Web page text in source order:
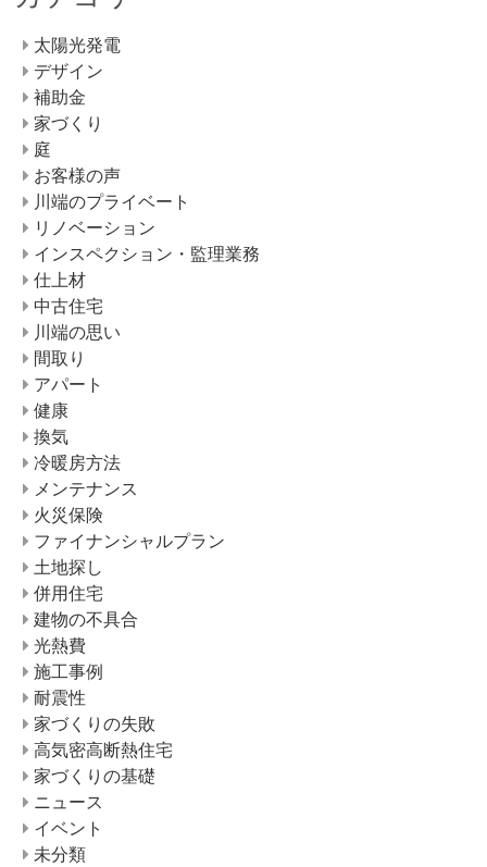
太陽光発電
デザイン
補助金
家づくり
庭
お客様の声
川端のプライベート
リノベーション
インスペクション・監理業務
仕上材
中古住宅
川端の思い
間取り
アパート
健康
換気
冷暖房方法
メンテナンス
火災保険
ファイナンシャルプラン
土地探し
併用住宅
建物の不具合
光熱費
施工事例
耐震性
家づくりの失敗
高気密高断熱住宅
家づくりの基礎
ニュース
イベント
未分類